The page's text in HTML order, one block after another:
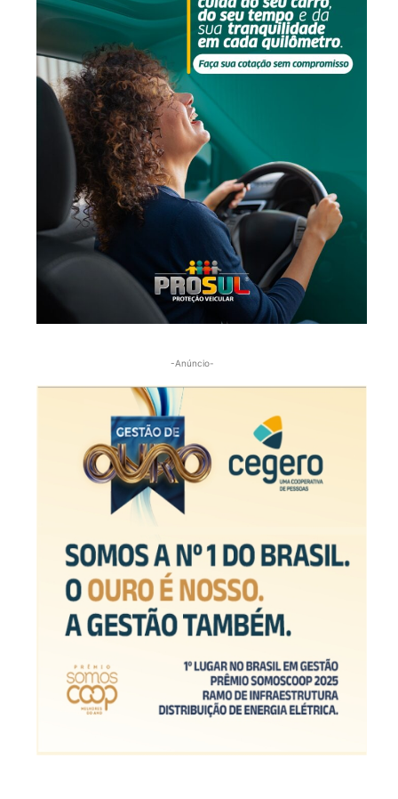
-Anúncio-